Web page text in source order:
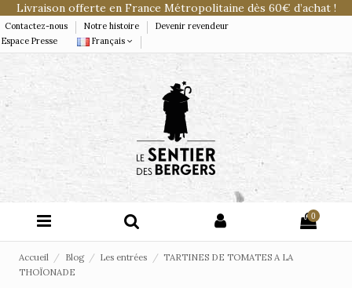
Livraison offerte en France Métropolitaine dès 60€ d’achat !
Contactez-nous Notre histoire
Devenir revendeur
Espace Presse
Français
0
Accueil Blog Les entrées
TARTINES DE TOMATES A LA
THOÏONADE